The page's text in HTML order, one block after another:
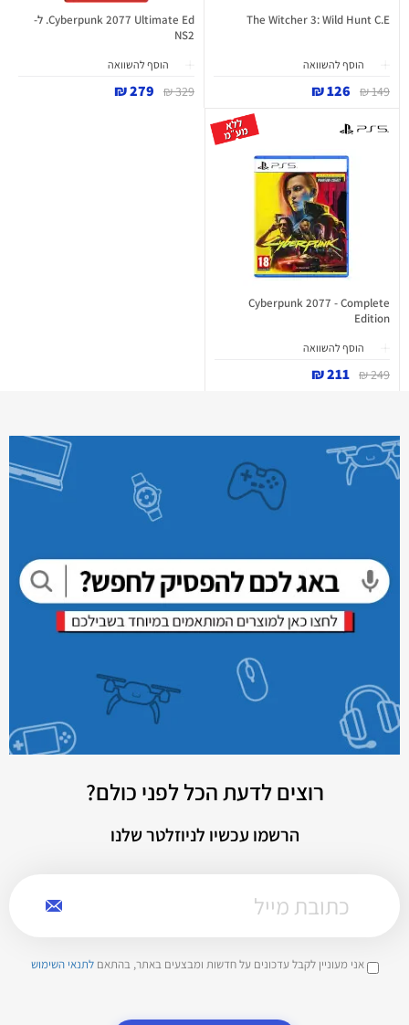
The Witcher 3: Wild Hunt C.E
הוסף להשוואה
149 ₪
126 ₪
Cyberpunk 2077 Ultimate Ed. ל-
NS2
הוסף להשוואה
329 ₪
279 ₪
Cyberpunk 2077 - Complete
Edition
הוסף להשוואה
249 ₪
211 ₪
רוצים לדעת הכל לפני כולם?
הרשמו עכשיו לניוזלטר שלנו
אני מעוניין לקבל עדכונים על חדשות ומבצעים באתר, בהתאםלתנאי השימוש